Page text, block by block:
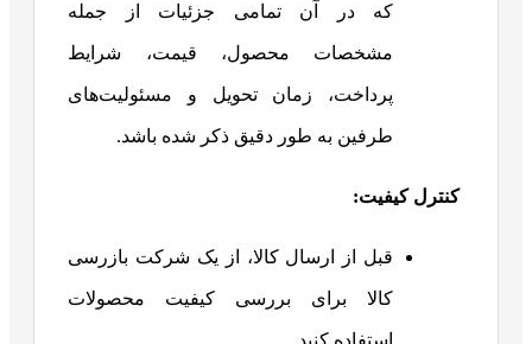
که در آن تمامی جزئیات از جمله
مشخصات محصول، قیمت، شرایط
پرداخت، زمان تحویل و مسئولیت‌های
طرفین به طور دقیق ذکر شده باشد.
کنترل کیفیت:
قبل از ارسال کالا، از یک شرکت بازرسی
کالا برای بررسی کیفیت محصولات